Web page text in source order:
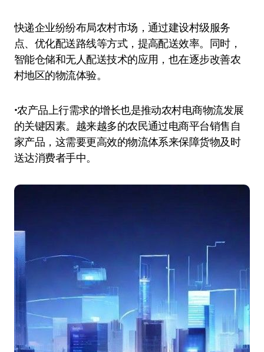
快递企业纷纷布局农村市场，通过建设村级服务
点、优化配送路线等方式，提高配送效率。同时，
智能仓储和无人配送技术的应用，也在逐步改善农
村地区的物流体验。
•农产品上行需求的增长也是推动农村电商物流发展
的关键因素。越来越多的农民通过电商平台销售自
家产品，这需要更高效的物流体系来保障货物及时
送达消费者手中。